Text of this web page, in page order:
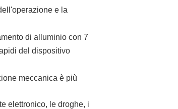
e la
di alluminio con 7
del dispositivo
meccanica è più
elettronico, le droghe, i